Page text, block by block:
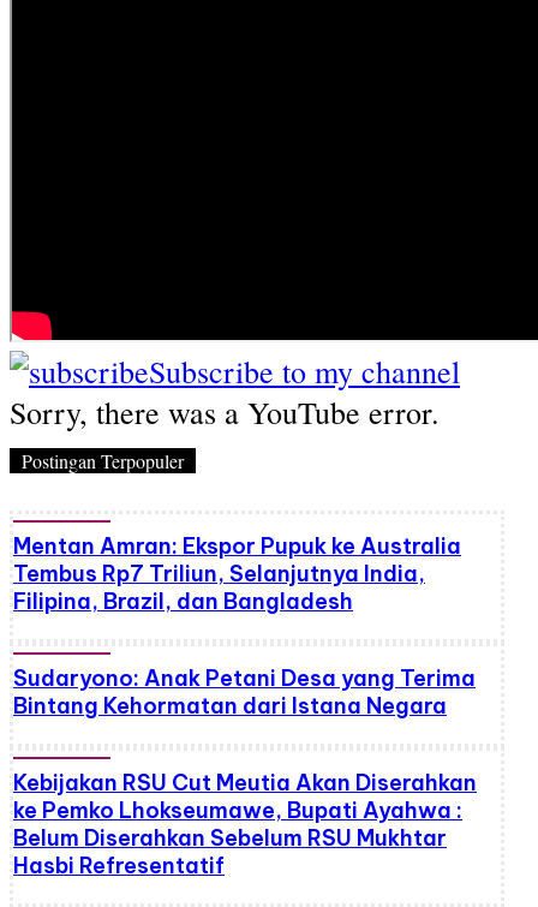
Subscribe to my channel
Sorry, there was a YouTube error.
Postingan Terpopuler
Mentan Amran: Ekspor Pupuk ke Australia
Tembus Rp7 Triliun, Selanjutnya India,
Filipina, Brazil, dan Bangladesh
Sudaryono: Anak Petani Desa yang Terima
Bintang Kehormatan dari Istana Negara
Kebijakan RSU Cut Meutia Akan Diserahkan
ke Pemko Lhokseumawe, Bupati Ayahwa :
Belum Diserahkan Sebelum RSU Mukhtar
Hasbi Refresentatif